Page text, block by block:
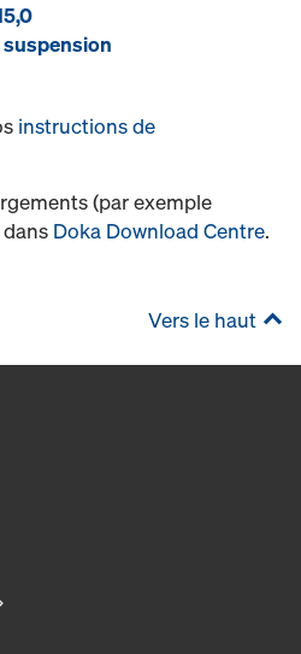
instructions de
(par exemple
Doka Download Centre.
Vers le haut